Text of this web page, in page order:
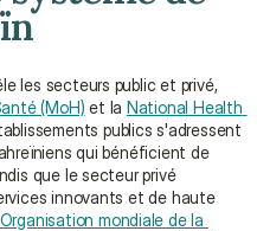
les secteurs public et privé,
(MoH) et la National Health
publics s'adressent
qui bénéficient de
que le secteur privé
innovants et de haute
Organisation mondiale de la